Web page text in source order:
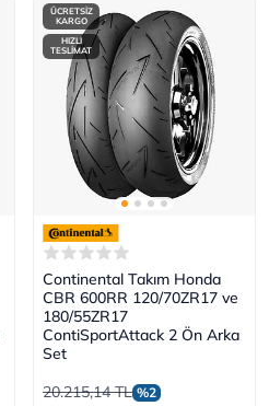
ÜCRETSİZ
KARGO
HIZLI
TESLİMAT
Continental Takım Honda
CBR 600RR 120/70ZR17 ve
180/55ZR17
ContiSportAttack 2 Ön Arka
Set
20.215,14 TL %2